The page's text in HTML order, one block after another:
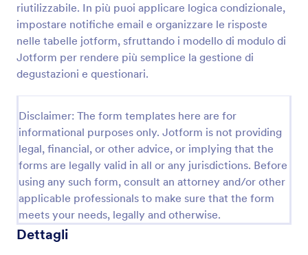
riutilizzabile. In più puoi applicare logica condizionale,
impostare notifiche email e organizzare le risposte
nelle tabelle jotform, sfruttando i modello di modulo di
Jotform per rendere più semplice la gestione di
degustazioni e questionari.
Disclaimer: The form templates here are for
informational purposes only. Jotform is not providing
legal, financial, or other advice, or implying that the
forms are legally valid in all or any jurisdictions. Before
using any such form, consult an attorney and/or other
applicable professionals to make sure that the form
meets your needs, legally and otherwise.
Dettagli
Raccogli i voti del pubblico per una mostra d’arte
con Jotform, gestisci la raccolta dati in modo
ordinato e organizza ogni invio del modulo per
premiare l’opera preferita e ottenere feedback dai
visitatori.
Go to Category:
Votazione
Anteprima